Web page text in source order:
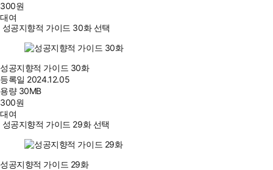
300원
대여
성공지향적 가이드 30화 선택
성공지향적 가이드 30화
등록일 2024.12.05
용량 30MB
300원
대여
성공지향적 가이드 29화 선택
성공지향적 가이드 29화